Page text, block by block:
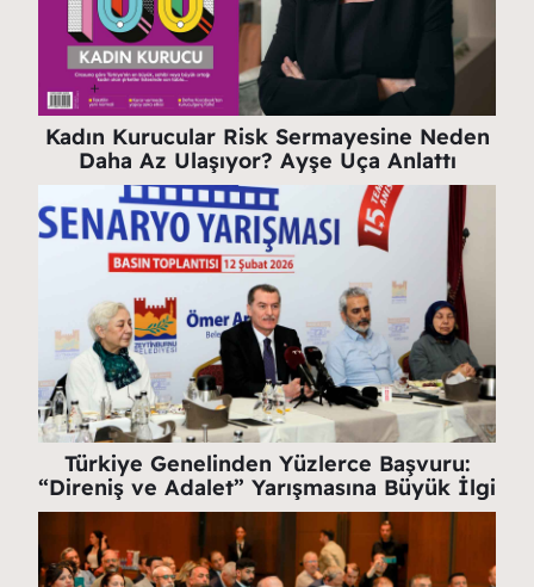
Kadın Kurucular Risk Sermayesine Neden
Daha Az Ulaşıyor? Ayşe Uça Anlattı
Türkiye Genelinden Yüzlerce Başvuru:
“Direniş ve Adalet” Yarışmasına Büyük İlgi